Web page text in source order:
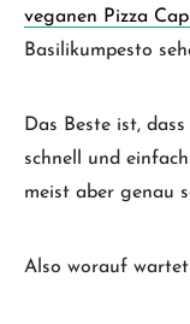
veganen Pizza
Basilikumpesto
Das Beste ist,
schnell und
meist aber genau
Also worauf